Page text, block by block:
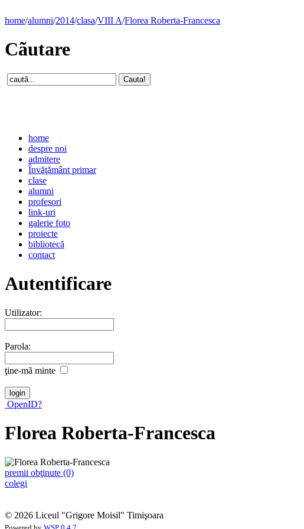
home/alumni/2014/clasa/VIII A/Florea Roberta-Francesca
Cãutare
home
despre noi
admitere
Învăţământ primar
clase
alumni
profesori
link-uri
galerie foto
proiecte
bibliotecă
contact
Autentificare
Utilizator:
Parola:
ţine-mã minte
OpenID?
Florea Roberta-Francesca
premii obţinute (0)
colegi
© 2026 Liceul "Grigore Moisil" Timişoara